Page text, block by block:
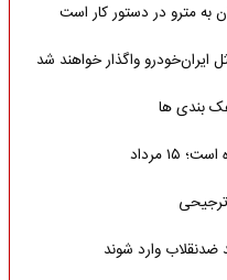
به مترو در دستور کار است
واگذار خواهند شد
بندی ها
مرداد
ضدنقلاب وارد شوند